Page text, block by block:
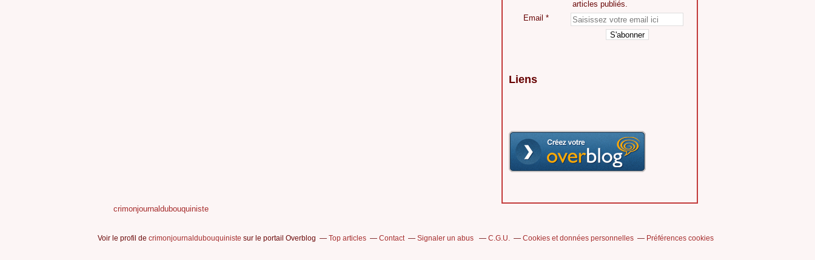
articles publiés.
Email
Liens
crimonjournaldubouquiniste
Voir le profil de crimonjournaldubouquiniste sur le portail Overblog Top articles Contact Signaler un abus C.G.U. Cookies et données personnelles Préférences cookies